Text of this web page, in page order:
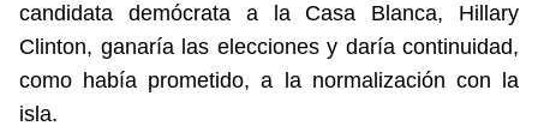
candidata demócrata a la Casa Blanca, Hillary
Clinton, ganaría las elecciones y daría continuidad,
como había prometido, a la normalización con la
isla.